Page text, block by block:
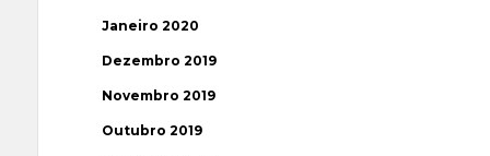
Janeiro 2020
Dezembro 2019
Novembro 2019
Outubro 2019